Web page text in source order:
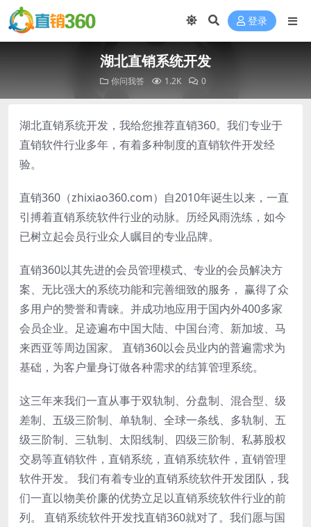
登录
湖北直销系统开发
你问我答 1.2K 0
湖北直销系统开发，我给您推荐直销360。我们专业于
直销软件行业多年，有着多种制度的直销软件开发经
验。
直销360（zhixiao360.com）自2010年诞生以来，一直
引搏着直销系统软件行业的动脉。历经风雨洗练，如今
已树立起会员行业众人瞩目的专业品牌。
直销360以其先进的会员管理模式、专业的会员解决方
案、无比强大的系统功能和完善细致的服务， 赢得了众
多用户的赞誉和青睐。并成功地应用于国内外400多家
会员企业。足迹遍布中国大陆、中国台湾、新加坡、马
来西亚等周边国家。 直销360以会员业内的普遍需求为
基础，为客户量身订做各种需求的结算管理系统。
这三年来我们一直从事于双轨制、分盘制、混合型、级
差制、五级三阶制、单轨制、全球一条线、多轨制、五
级三阶制、三轨制、太阳线制、四级三阶制、私募股权
交易等直销软件，直销系统，直销系统软件，直销管理
软件开发。 我们有着专业的直销系统软件开发团队，我
们一直以物美价廉的优势立足以直销系统软件行业的前
列。 直销系统软件开发找直销360就对了。我们愿与国